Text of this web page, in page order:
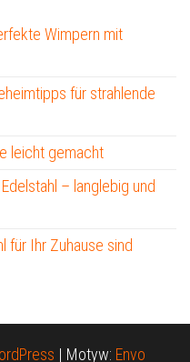
Wimpern mit
für strahlende
leicht gemacht
– langlebig und
für Ihr Zuhause sind
| Motyw: Envo